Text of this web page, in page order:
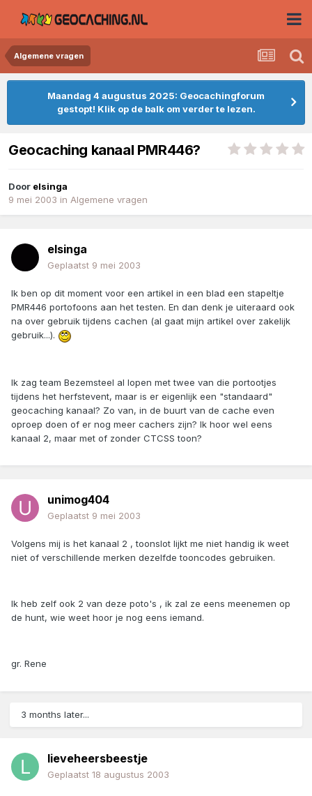
Algemene vragen
Maandag 4 augustus 2025: Geocachingforum
gestopt! Klik op de balk om verder te lezen.
Geocaching kanaal PMR446?
Door elsinga
9 mei 2003 in Algemene vragen
elsinga
Geplaatst 9 mei 2003
Ik ben op dit moment voor een artikel in een blad een stapeltje
PMR446 portofoons aan het testen. En dan denk je uiteraard ook
na over gebruik tijdens cachen (al gaat mijn artikel over zakelijk
gebruik...).
Ik zag team Bezemsteel al lopen met twee van die portootjes
tijdens het herfstevent, maar is er eigenlijk een "standaard"
geocaching kanaal? Zo van, in de buurt van de cache even
oproep doen of er nog meer cachers zijn? Ik hoor wel eens
kanaal 2, maar met of zonder CTCSS toon?
unimog404
Geplaatst 9 mei 2003
Volgens mij is het kanaal 2 , toonslot lijkt me niet handig ik weet
niet of verschillende merken dezelfde tooncodes gebruiken.
Ik heb zelf ook 2 van deze poto's , ik zal ze eens meenemen op
de hunt, wie weet hoor je nog eens iemand.
gr. Rene
3 months later...
lieveheersbeestje
Geplaatst 18 augustus 2003